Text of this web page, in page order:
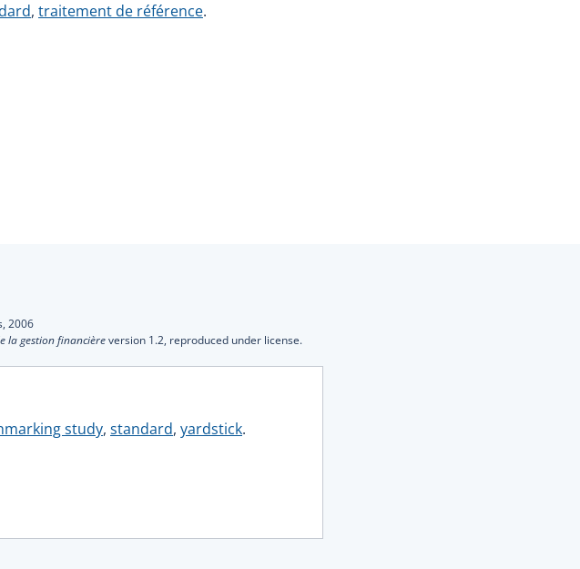
, traitement de référence.
2006
la gestion financièreversion 1.2, reproduced under license.
study, standard, yardstick.